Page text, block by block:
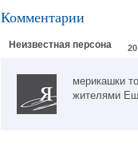
Комментарии
Неизвестная персона
мерикашки
жителями